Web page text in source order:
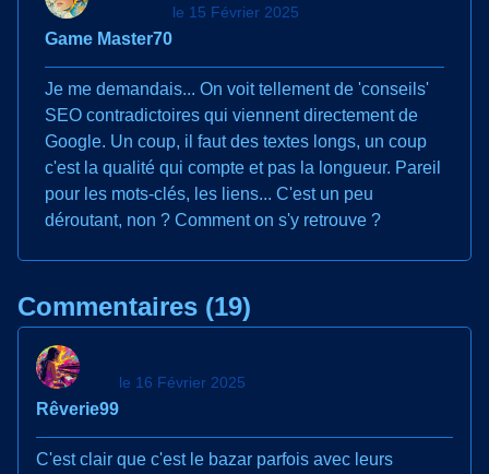
Game Master70
le 15 Février 2025
Je me demandais... On voit tellement de 'conseils'
SEO contradictoires qui viennent directement de
Google. Un coup, il faut des textes longs, un coup
c'est la qualité qui compte et pas la longueur. Pareil
pour les mots-clés, les liens... C'est un peu
déroutant, non ? Comment on s'y retrouve ?
Commentaires (19)
Rêverie99
le 16 Février 2025
C'est clair que c'est le bazar parfois avec leurs